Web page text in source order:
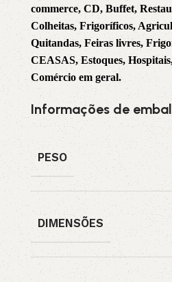
commerce, CD, Buffet,
Colheitas, Frigoríficos,
Quitandas, Feiras livres,
CEASAS, Estoques,
Comércio em geral.
Informações de
PESO
DIMENSÕES